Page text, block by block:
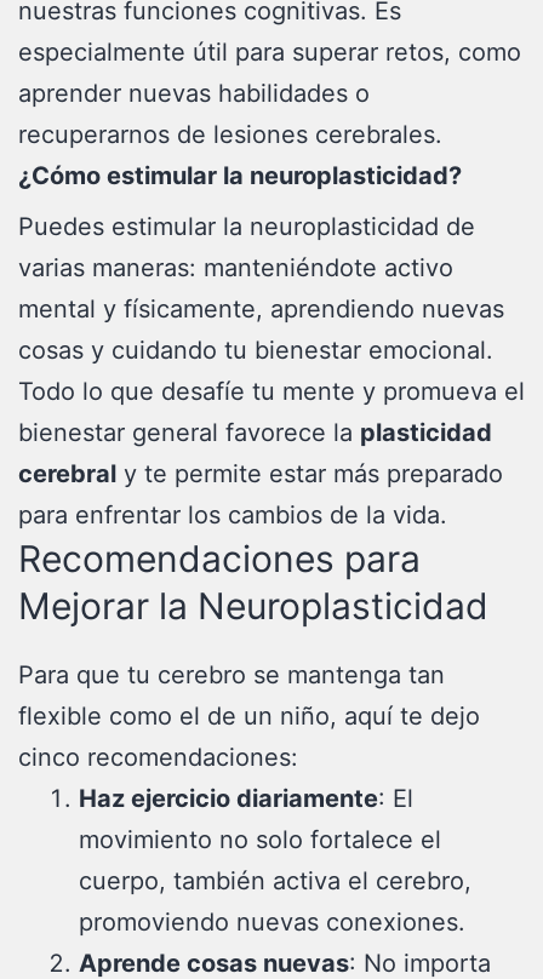
nuestras funciones cognitivas. Es
especialmente útil para superar retos, como
aprender nuevas habilidades o
recuperarnos de lesiones cerebrales.
¿Cómo estimular la neuroplasticidad?
Puedes estimular la neuroplasticidad de
varias maneras: manteniéndote activo
mental y físicamente, aprendiendo nuevas
cosas y cuidando tu bienestar emocional.
Todo lo que desafíe tu mente y promueva el
bienestar general favorece la plasticidad
cerebral y te permite estar más preparado
para enfrentar los cambios de la vida.
Recomendaciones para
Mejorar la Neuroplasticidad
Para que tu cerebro se mantenga tan
flexible como el de un niño, aquí te dejo
cinco recomendaciones:
Haz ejercicio diariamente: El
movimiento no solo fortalece el
cuerpo, también activa el cerebro,
promoviendo nuevas conexiones.
Aprende cosas nuevas: No importa